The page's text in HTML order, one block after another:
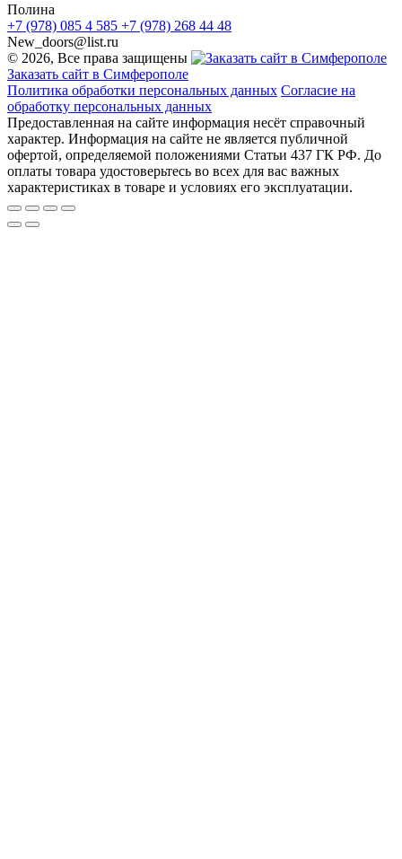
Полина
+7 (978) 085 4 585 +7 (978) 268 44 48
New_doors@list.ru
© 2026, Все права защищены
Заказать сайт в Симферополе
Политика обработки персональных данных Согласие на
обработку персональных данных
Предоставленная на сайте информация несёт справочный
характер. Информация на сайте не является публичной
офертой, определяемой положениями Статьи 437 ГК РФ. До
оплаты товара удостоверьтесь во всех для вас важных
характеристиках в товаре и условиях его эксплуатации.